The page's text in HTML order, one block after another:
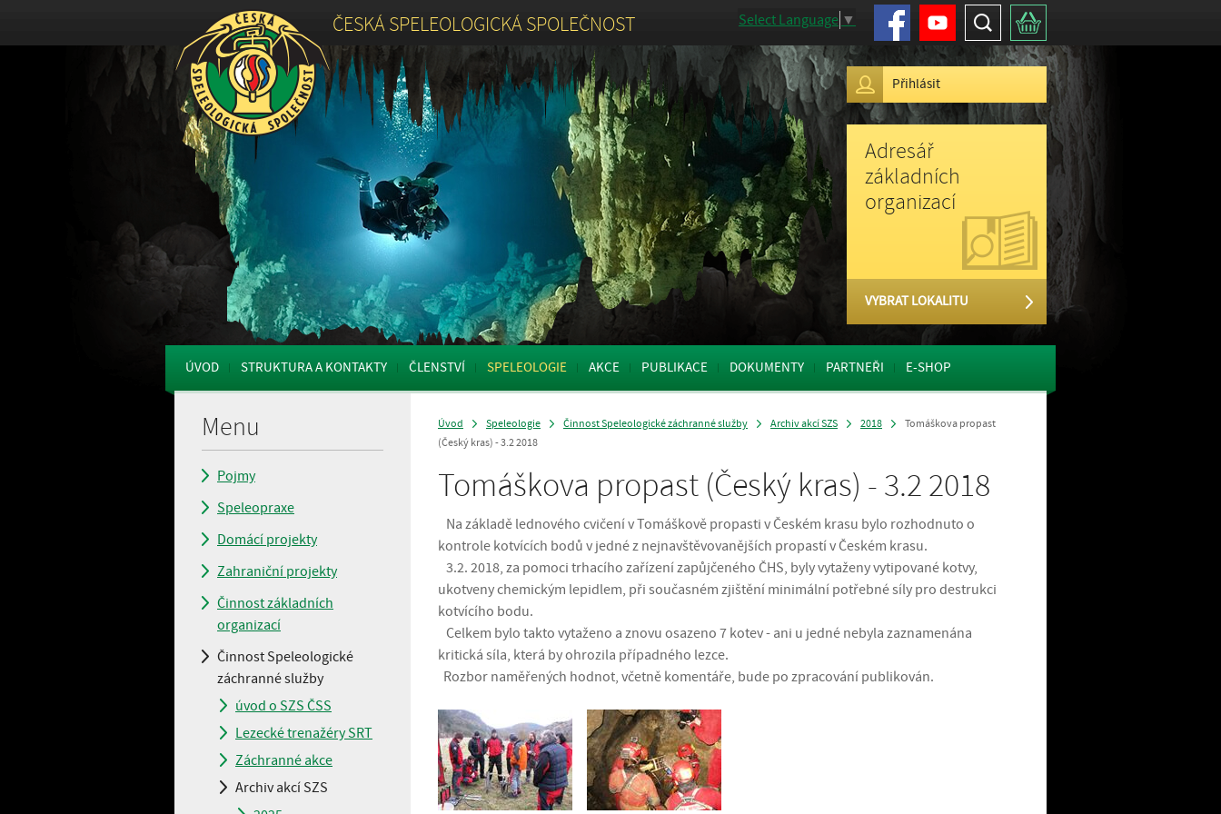
ČESKÁ SPELEOLOGICKÁ SPOLEČNOST Hledat
Youtube
Facebook
Select Language ▼
Přihlásit
Adresář
základních
organizací
VYBRAT LOKALITU
ÚVOD STRUKTURA A KONTAKTY ČLENSTVÍ SPELEOLOGIE AKCE PUBLIKACE DOKUMENTY PARTNEŘI E-SHOP
Menu
Pojmy
Speleopraxe
Domácí projekty
Zahraniční projekty
Činnost základních
organizací
Činnost Speleologické
záchranné služby
úvod o SZS ČSS
Lezecké trenažéry SRT
Záchranné akce
Archiv akcí SZS
Úvod Speleologie Činnost Speleologické záchranné služby Archiv akcí SZS 2018
Tomáškova propast
(Český kras) - 3.2 2018
Tomáškova propast (Český kras) - 3.2 2018
Na základě lednového cvičení v Tomáškově propasti v Českém krasu bylo rozhodnuto o
kontrole kotvících bodů v jedné z nejnavštěvovanějších propastí v Českém krasu.
3.2. 2018, za pomoci trhacího zařízení zapůjčeného ČHS, byly vytaženy vytipované kotvy,
ukotveny chemickým lepidlem, při současném zjištění minimální potřebné síly pro destrukci
kotvícího bodu.
Celkem bylo takto vytaženo a znovu osazeno 7 kotev - ani u jedné nebyla zaznamenána
kritická síla, která by ohrozila případného lezce.
Rozbor naměřených hodnot, včetně komentáře, bude po zpracování publikován.